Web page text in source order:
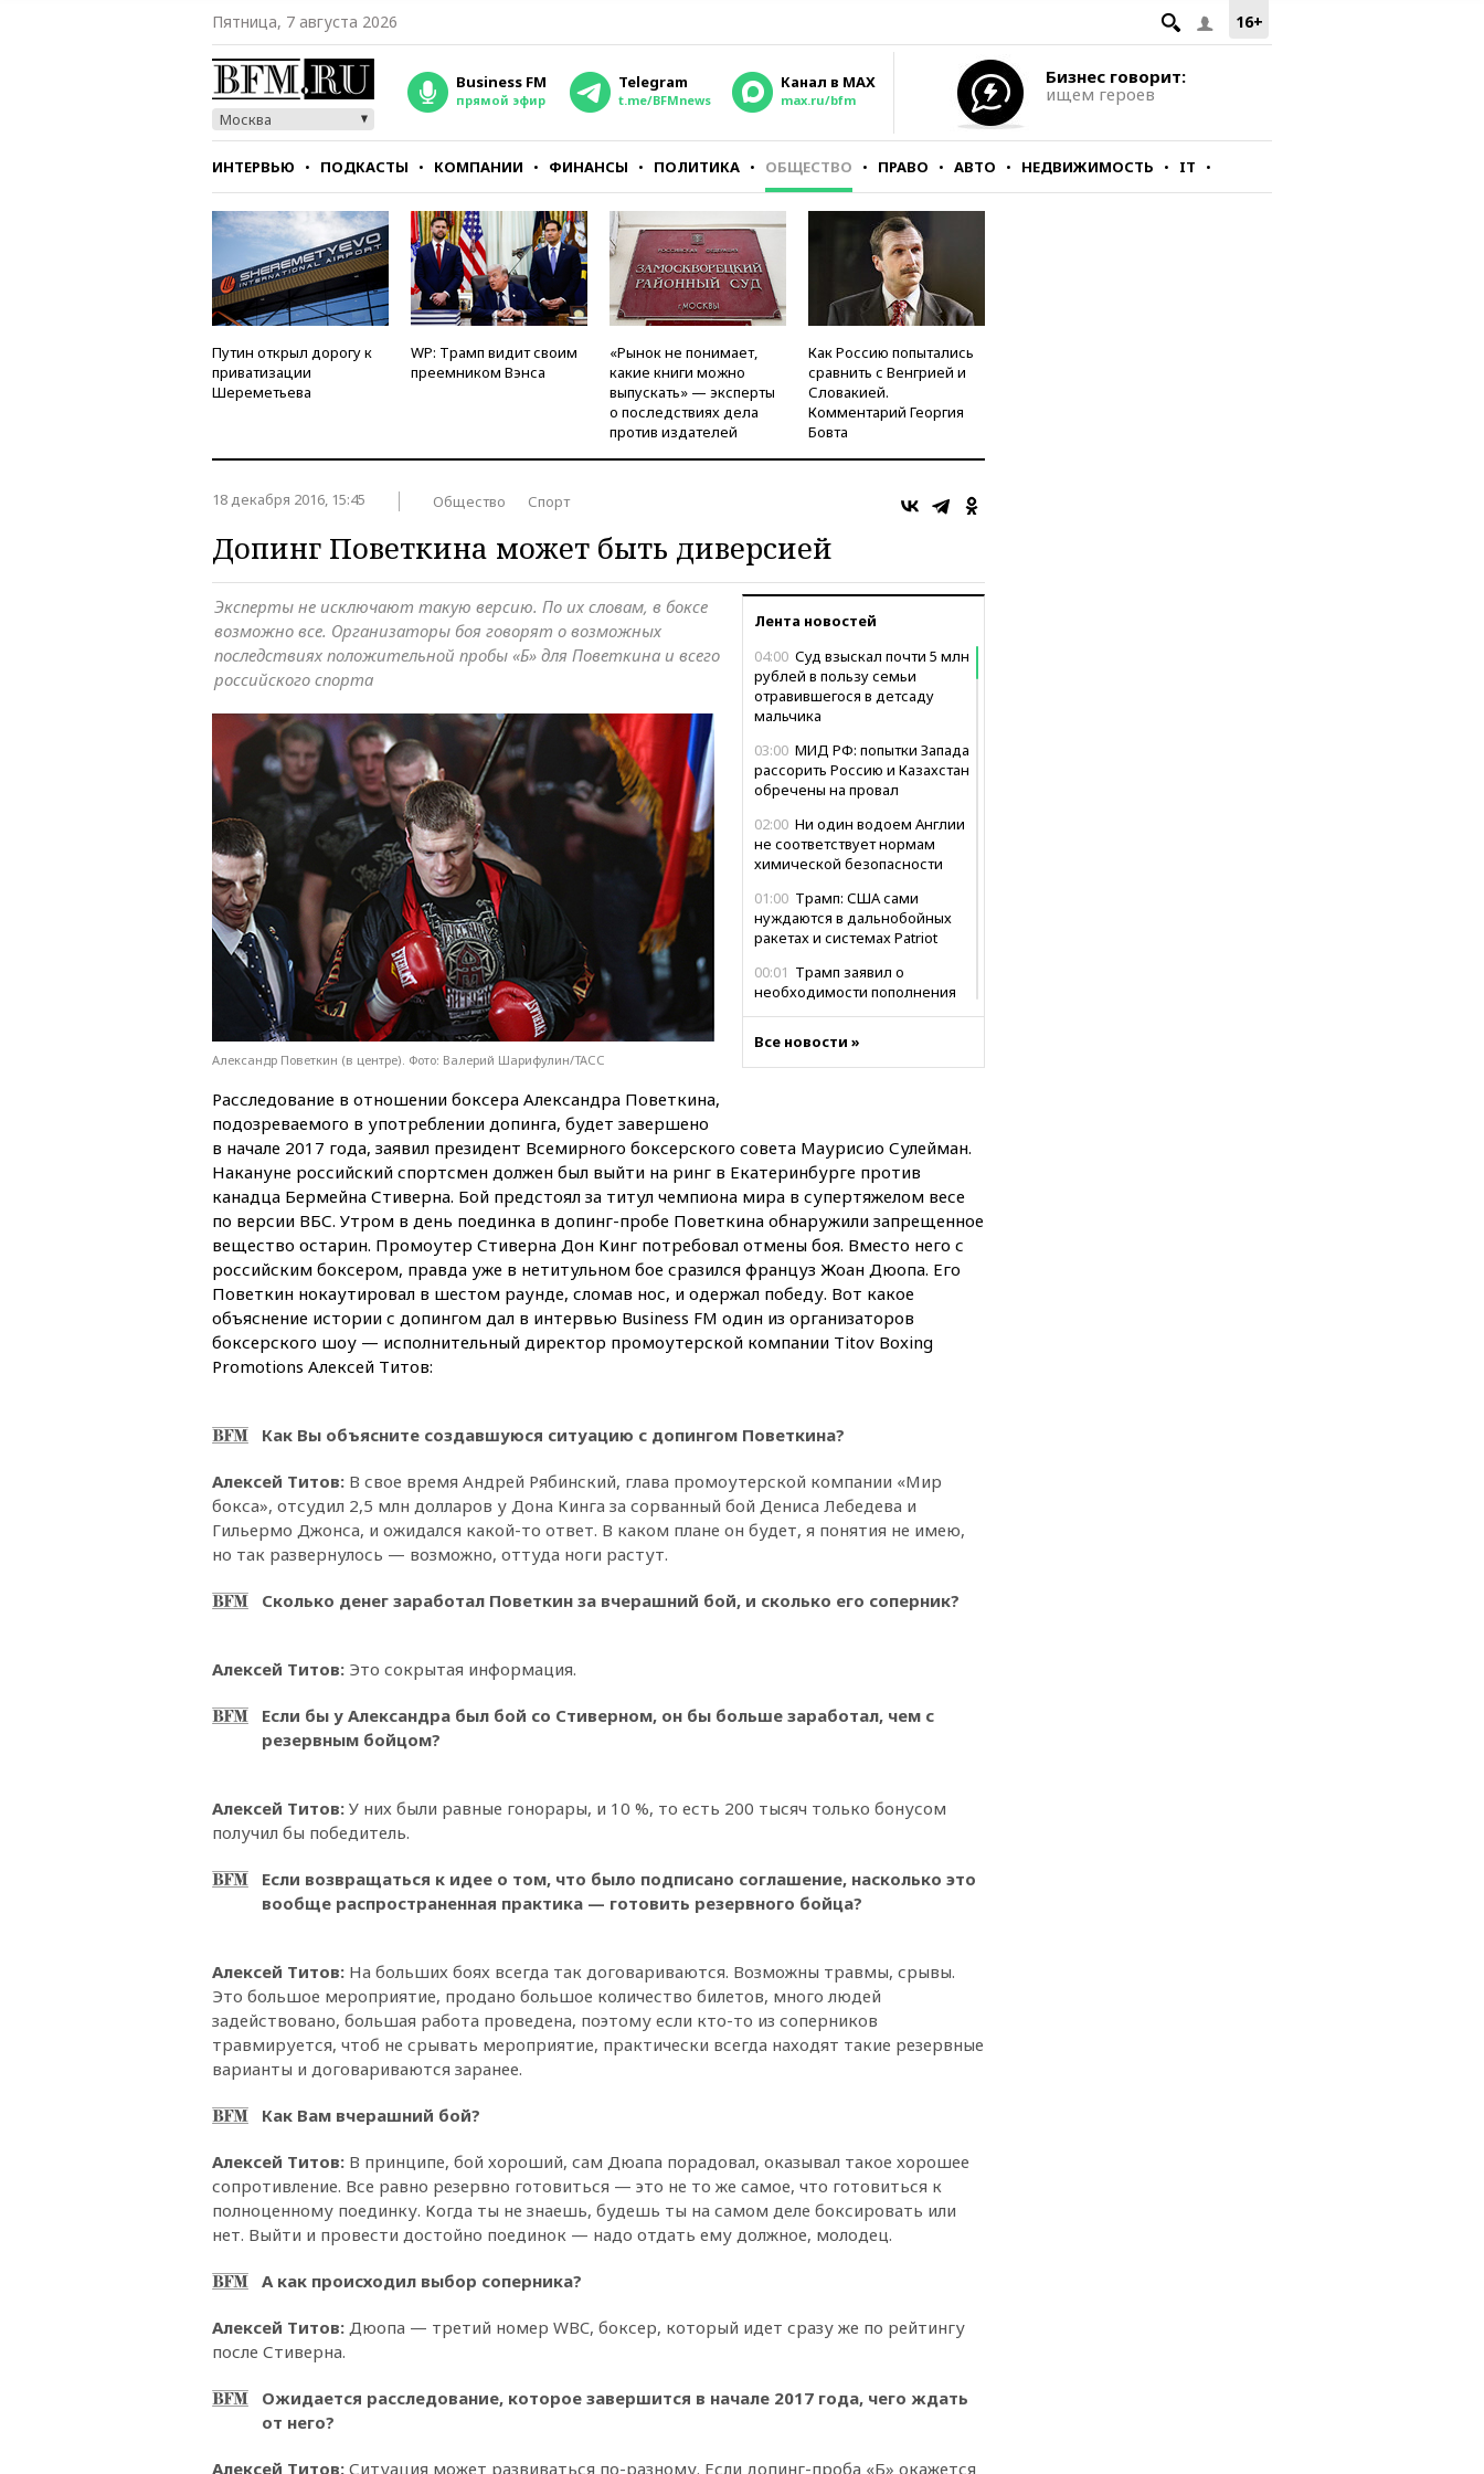
16+
Пятница, 7 августа 2026
Москва
Business FM
прямой эфир
Telegram
t.me/BFMnews
Канал в MAX
max.ru/bfm
Бизнес говорит:
ищем героев
ИНТЕРВЬЮ ПОДКАСТЫ КОМПАНИИ ФИНАНСЫ ПОЛИТИКА ОБЩЕСТВО ПРАВО АВТО НЕДВИЖИМОСТЬ IT
СТИЛЬ ТЕСТЫ
Путин открыл дорогу к
приватизации
Шереметьева
WP: Трамп видит своим
преемником Вэнса
«Рынок не понимает,
какие книги можно
выпускать» — эксперты
о последствиях дела
против издателей
Как Россию попытались
сравнить с Венгрией и
Словакией.
Комментарий Георгия
Бовта
18 декабря 2016, 15:45 Общество Спорт
Допинг Поветкина может быть диверсией
Лента новостей
04:00 Суд взыскал почти 5 млн
рублей в пользу семьи
отравившегося в детсаду
мальчика
03:00 МИД РФ: попытки Запада
рассорить Россию и Казахстан
обречены на провал
02:00 Ни один водоем Англии
не соответствует нормам
химической безопасности
01:00 Трамп: США сами
нуждаются в дальнобойных
ракетах и системах Patriot
00:01 Трамп заявил о
необходимости пополнения
вчера, 23:28Слуцкий призвал
признать «Яблоко»
ребенок и женщина погибли
при падении деревьев во
время урагана
вчера, 22:55
В Москве в
пятницу ожидаются ливни
вчера, 22:35Винисиус
продлил контракт с «Реалом»
до 2032 года
вчера, 22:28Отказаться от
гвардейскую десантно-
легендарной
вчера, 22:15Путин заслушал
доклад о ситуации на
признала нежелательным в
и Геленджик
метровой вышки
концессии строительства ж/д
в Армении
онлайн-продаже алкоголя
россиянам могут
рекомендовать не посещать
вчера, 20:27 Ямпольская
призвала оптимизировать
олимпиады для поступления в
вузы
средств на ремонт
официальным визитом
внесен законопроект об
Все новости »
Эксперты не исключают такую версию. По их словам, в боксе
возможно все. Организаторы боя говорят о возможных
последствиях положительной пробы «Б» для Поветкина и всего
российского спорта
Александр Поветкин (в центре). Фото: Валерий Шарифулин/ТАСС
Расследование в отношении боксера Александра Поветкина,
подозреваемого в употреблении допинга, будет завершено
в начале 2017 года, заявил президент Всемирного боксерского совета Маурисио Сулейман.
Накануне российский спортсмен должен был выйти на ринг в Екатеринбурге против
канадца Бермейна Стиверна. Бой предстоял за титул чемпиона мира в супертяжелом весе
по версии ВБС. Утром в день поединка в допинг-пробе Поветкина обнаружили запрещенное
вещество остарин. Промоутер Стиверна Дон Кинг потребовал отмены боя. Вместо него с
российским боксером, правда уже в нетитульном бое сразился француз Жоан Дюопа. Его
Поветкин нокаутировал в шестом раунде, сломав нос, и одержал победу. Вот какое
объяснение истории с допингом дал в интервью Business FM один из организаторов
боксерского шоу — исполнительный директор промоутерской компании Titov Boxing
Promotions Алексей Титов:
Как Вы объясните создавшуюся ситуацию с допингом Поветкина?
Алексей Титов: В свое время Андрей Рябинский, глава промоутерской компании «Мир
бокса», отсудил 2,5 млн долларов у Дона Кинга за сорванный бой Дениса Лебедева и
Гильермо Джонса, и ожидался какой-то ответ. В каком плане он будет, я понятия не имею,
но так развернулось — возможно, оттуда ноги растут.
Сколько денег заработал Поветкин за вчерашний бой, и сколько его соперник?
Алексей Титов: Это сокрытая информация.
Если бы у Александра был бой со Стиверном, он бы больше заработал, чем с
резервным бойцом?
Алексей Титов: У них были равные гонорары, и 10 %, то есть 200 тысяч только бонусом
получил бы победитель.
Если возвращаться к идее о том, что было подписано соглашение, насколько это
вообще распространенная практика — готовить резервного бойца?
Алексей Титов: На больших боях всегда так договариваются. Возможны травмы, срывы.
Это большое мероприятие, продано большое количество билетов, много людей
задействовано, большая работа проведена, поэтому если кто-то из соперников
травмируется, чтоб не срывать мероприятие, практически всегда находят такие резервные
варианты и договариваются заранее.
Как Вам вчерашний бой?
Алексей Титов: В принципе, бой хороший, сам Дюапа порадовал, оказывал такое хорошее
сопротивление. Все равно резервно готовиться — это не то же самое, что готовиться к
полноценному поединку. Когда ты не знаешь, будешь ты на самом деле боксировать или
нет. Выйти и провести достойно поединок — надо отдать ему должное, молодец.
А как происходил выбор соперника?
Алексей Титов: Дюопа — третий номер WBC, боксер, который идет сразу же по рейтингу
после Стиверна.
Ожидается расследование, которое завершится в начале 2017 года, чего ждать
от него?
Алексей Титов: Ситуация может развиваться по-разному. Если допинг-проба «Б» окажется